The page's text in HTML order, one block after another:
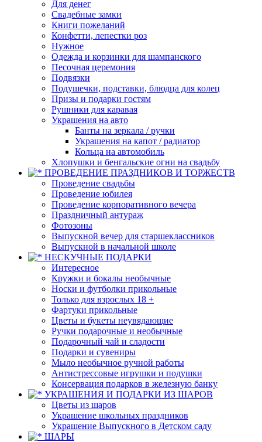
Для денег
Свадебные замки
Книги пожеланий
Конфетти, лепестки роз
Нужное
Одежда и корзинки для шампанского
Песочная церемония
Подвязки
Подушечки, подставки, блюдца для колец
Призы и подарки гостям
Рушники для каравая
Украшения на авто
Банты на зеркала / ручки
Украшения на капот / радиатор
Кольца на автомобиль
Хлопушки и бенгальские огни на свадьбу
ПРОВЕДЕНИЕ ПРАЗДНИКОВ И ТОРЖЕСТВ
Проведение свадьбы
Проведение юбилея
Проведение корпоративного вечера
Праздничный антураж
Фотозоны
Выпускной вечер для старшеклассников
Выпускной в начальной школе
НЕСКУЧНЫЕ ПОДАРКИ
Интересное
Кружки и бокалы необычные
Носки и футболки прикольные
Только для взрослых 18 +
Фартуки прикольные
Цветы и букеты неувядающие
Ручки подарочные и необычные
Подарочный чай и сладости
Подарки и сувениры
Мыло необычное ручной работы
Антистрессовые игрушки и подушки
Консервация подарков в железную банку
УКРАШЕНИЯ И ПОДАРКИ ИЗ ШАРОВ
Цветы из шаров
Украшение школьных праздников
Украшение Выпускного в Детском саду
ШАРЫ